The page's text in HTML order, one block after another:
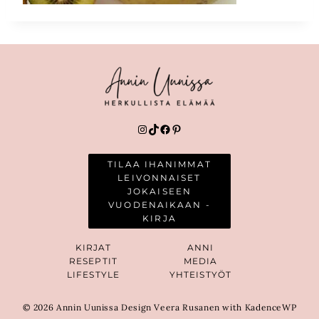
Instagram
TikTok
Facebook
Pinterest
TILAA IHANIMMAT
LEIVONNAISET
JOKAISEEN
VUODENAIKAAN -
KIRJA
KIRJAT
RESEPTIT
LIFESTYLE
ANNI
MEDIA
YHTEISTYÖT
© 2026 Annin Uunissa Design Veera Rusanen with KadenceWP